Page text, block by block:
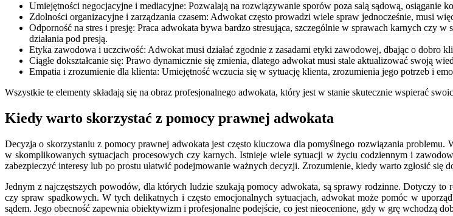
Umiejętności negocjacyjne i mediacyjne: Pozwalają na rozwiązywanie sporów poza salą sądową, osiąganie
Zdolności organizacyjne i zarządzania czasem: Adwokat często prowadzi wiele spraw jednocześnie, musi
Odporność na stres i presję: Praca adwokata bywa bardzo stresująca, szczególnie w sprawach karnych czy
działania pod presją.
Etyka zawodowa i uczciwość: Adwokat musi działać zgodnie z zasadami etyki zawodowej, dbając o dobro
Ciągłe dokształcanie się: Prawo dynamicznie się zmienia, dlatego adwokat musi stale aktualizować swoją
Empatia i zrozumienie dla klienta: Umiejętność wczucia się w sytuację klienta, zrozumienia jego potrzeb i
Wszystkie te elementy składają się na obraz profesjonalnego adwokata, który jest w stanie skutecznie wspierać
Kiedy warto skorzystać z pomocy prawnej adwokata
Decyzja o skorzystaniu z pomocy prawnej adwokata jest często kluczowa dla pomyślnego rozwiązania problemu.
w skomplikowanych sytuacjach procesowych czy karnych. Istnieje wiele sytuacji w życiu codziennym i
zabezpieczyć interesy lub po prostu ułatwić podejmowanie ważnych decyzji. Zrozumienie, kiedy warto zgłosić się
Jednym z najczęstszych powodów, dla których ludzie szukają pomocy adwokata, są sprawy rodzinne. Dotyczy
czy spraw spadkowych. W tych delikatnych i często emocjonalnych sytuacjach, adwokat może pomóc w
sądem. Jego obecność zapewnia obiektywizm i profesjonalne podejście, co jest nieocenione, gdy w grę wchodzą